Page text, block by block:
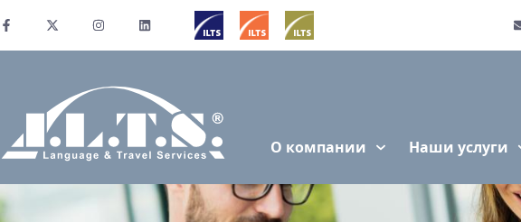
О компании Наши услуги